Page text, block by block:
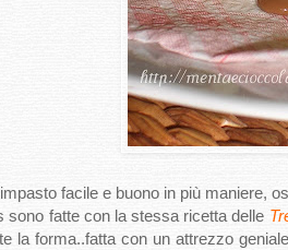
facile e buono in più maniere,
sono fatte con la stessa ricetta delle
la forma..fatta con un attrezzo